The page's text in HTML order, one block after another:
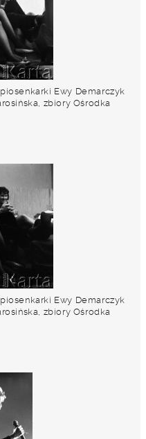
Ewy Demarczyk
zbiory Ośrodka
Ewy Demarczyk
zbiory Ośrodka